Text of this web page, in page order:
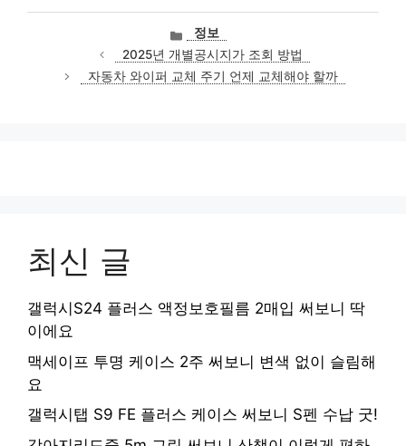
카
테
고
리
정보
2025년 개별공시지가 조회 방법
자동차 와이퍼 교체 주기 언제 교체해야 할까
최신 글
갤럭시S24 플러스 액정보호필름 2매입 써보니 딱
이에요
맥세이프 투명 케이스 2주 써보니 변색 없이 슬림해
요
갤럭시탭 S9 FE 플러스 케이스 써보니 S펜 수납 굿!